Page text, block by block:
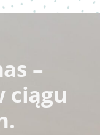
–
ciągu